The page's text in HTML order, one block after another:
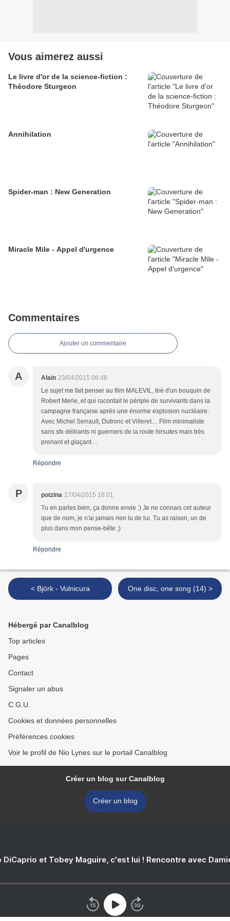
Vous aimerez aussi
Le livre d'or de la science-fiction :
Théodore Sturgeon
Annihilation
Spider-man : New Generation
Miracle Mile - Appel d'urgence
Commentaires
Ajouter un commentaire
A Alain 23/04/2015 08:48
Le sujet me fait penser au film MALEVIL, tiré d'un bouquin de
Robert Merle, et qui racontait le périple de survivants dans la
campagne française après une énorme explosion nucléaire.
Avec Michel Serrault, Dutronc et Villeret… Film minimaliste
sans sfx délirants ni guerriers de la route hirsutes mais très
prenant et glaçant…
Répondre
P potzina 17/04/2015 16:01
Tu en parles bien, ça donne envie :) Je ne connais cet auteur
que de nom, je n'ai jamais rien lu de lui. Tu as raison, un de
plus dans mon pense-bête ;)
Répondre
< Björk - Vulnicura One disc, one song (14) >
Hébergé par Canalblog
Top articles
Pages
Contact
Signaler un abus
C.G.U.
Cookies et données personnelles
Préférences cookies
Voir le profil de Nio Lynes sur le portail Canalblog
Créer un blog sur Canalblog
Créer un blog
DiCaprio et Tobey Maguire, c'est lui ! Rencontre avec